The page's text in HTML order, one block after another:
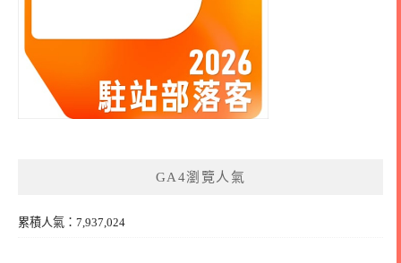
GA4瀏覽人氣
累積人氣：7,937,024